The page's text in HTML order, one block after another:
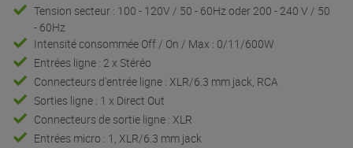
Tension secteur : 100 - 120V / 50 - 60Hz oder 200 - 240 V / 50
- 60Hz
Intensité consommée Off / On / Max : 0/11/600W
Entrées ligne : 2 x Stéréo
Connecteurs d'entrée ligne : XLR/6.3 mm jack, RCA
Sorties ligne : 1 x Direct Out
Connecteurs de sortie ligne : XLR
Entrées micro : 1, XLR/6.3 mm jack